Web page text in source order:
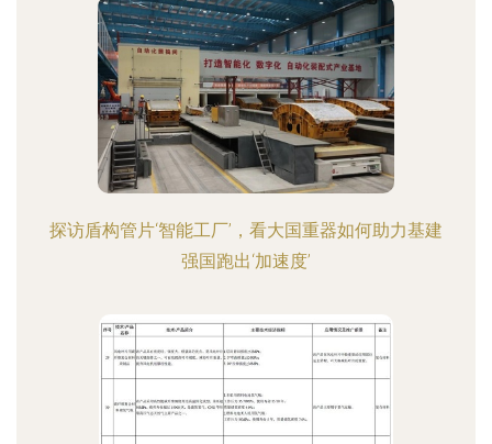
探访盾构管片‘智能工厂’，看大国重器如何助力基建
强国跑出‘加速度’